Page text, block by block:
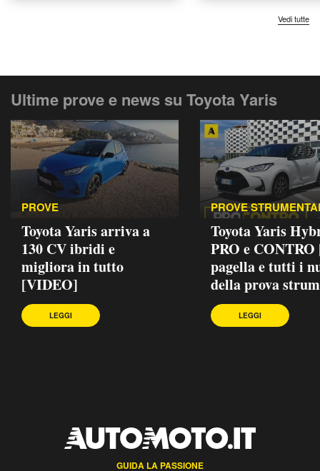
Vedi tutte
Ultime prove e news su Toyota Yaris
PROVE
Toyota Yaris arriva a
130 CV ibridi e
migliora in tutto
[VIDEO]
LEGGI
PROVE
Toyota Yaris
PRO e CONTRO
pagella e tutti i
della prova
LEGGI
GUIDA LA PASSIONE